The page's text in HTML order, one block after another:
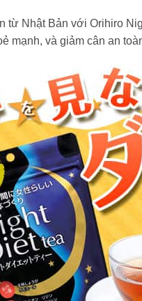
từ Nhật Bản với Orihiro
mạnh, và giảm cân an